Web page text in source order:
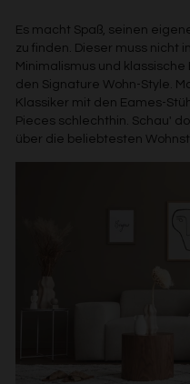
Es macht Spaß, seinen
zu finden. Dieser muss nicht
Minimalismus und
den Signature Wohn-Style.
Klassiker mit den Eames-
Pieces schlechthin. Schau'
über die beliebtesten